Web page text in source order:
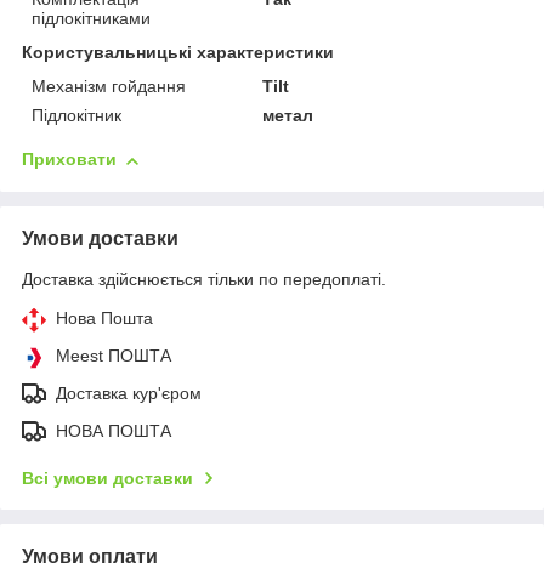
підлокітниками
Користувальницькі характеристики
Механізм гойдання
Tilt
Підлокітник
метал
Приховати
Умови доставки
Доставка здійснюється тільки по передоплаті.
Нова Пошта
Meest ПОШТА
Доставка кур'єром
НОВА ПОШТА
Всі умови доставки
Умови оплати